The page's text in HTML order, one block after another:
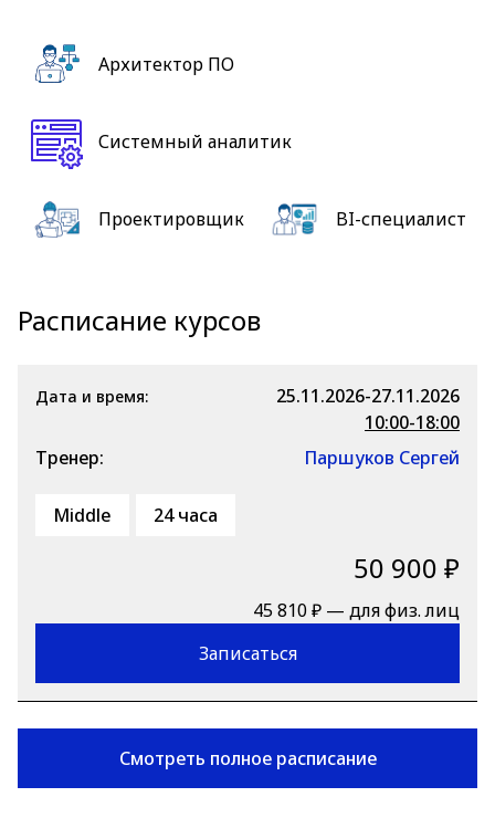
Архитектор ПО
Системный аналитик
Проектировщик BI-специалист
Расписание курсов
Дата и время:
25.11.2026-27.11.2026
10:00-18:00
Тренер:
Паршуков Сергей
Middle 24 часа
50 900 ₽
45 810 ₽ — для физ. лиц
Записаться
Смотреть полное расписание